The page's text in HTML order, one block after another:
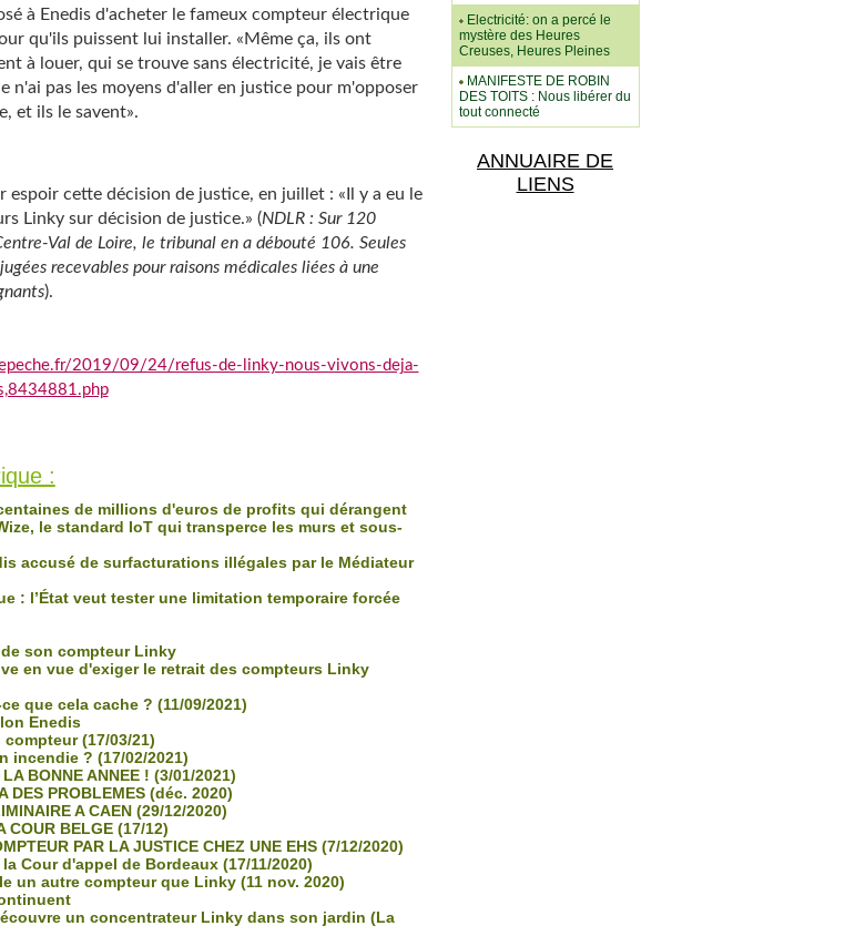
à Enedis d'acheter le fameux compteur électrique
qu'ils puissent lui installer. «Même ça, ils ont
à louer, qui se trouve sans électricité, je vais être
n'ai pas les moyens d'aller en justice pour m'opposer
et ils le savent».
espoir cette décision de justice, en juillet : «Il y a eu le
Linky sur décision de justice.» (NDLR : Sur 120
Val de Loire, le tribunal en a débouté 106. Seules
recevables pour raisons médicales liées à une
).
2019/09/24/refus-de-linky-nous-vivons-deja-
:
de millions d'euros de profits qui dérangent
le standard IoT qui transperce les murs et sous-
accusé de surfacturations illégales par le Médiateur
: l’État veut tester une limitation temporaire forcée
son compteur Linky
en vue d'exiger le retrait des compteurs Linky
que cela cache ? (11/09/2021)
Enedis
(17/03/21)
incendie ? (17/02/2021)
BONNE ANNEE ! (3/01/2021)
DES PROBLEMES (déc. 2020)
A CAEN (29/12/2020)
COUR BELGE (17/12)
PAR LA JUSTICE CHEZ UNE EHS (7/12/2020)
Cour d'appel de Bordeaux (17/11/2020)
un autre compteur que Linky (11 nov. 2020)
un concentrateur Linky dans son jardin (La
Electricité: on a percé le
mystère des Heures
Creuses, Heures Pleines
MANIFESTE DE ROBIN
DES TOITS : Nous libérer du
tout connecté
ANNUAIRE DE
LIENS